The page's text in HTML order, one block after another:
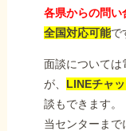
各県からの問い
全国対応可能で
面談については
が、 LINEチャ
談もできます。
当センターま